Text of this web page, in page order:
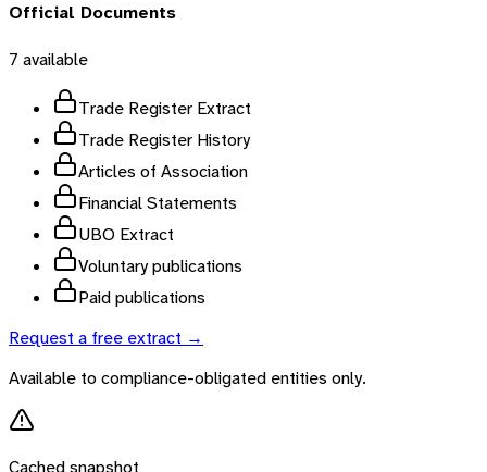
Official Documents
7 available
Trade Register Extract
Trade Register History
Articles of Association
Financial Statements
UBO Extract
Voluntary publications
Paid publications
Request a free extract →
Available to compliance-obligated entities only.
Cached snapshot